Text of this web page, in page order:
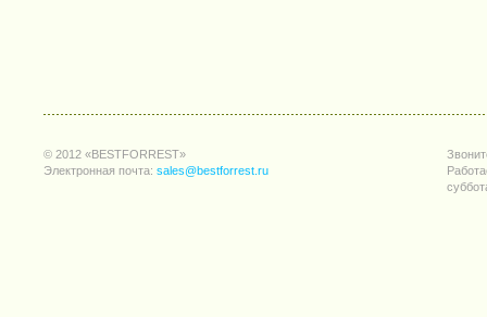
© 2012 «BESTFORREST»
Электронная почта: sales@bestforrest.ru